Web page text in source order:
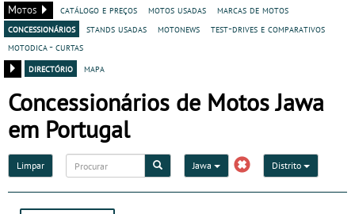
Motos
catálogo e preços motos usadas
marcas de motos
concessionários
stands usadas motonews
test-drives e comparativos
motodica - curtas
directório
mapa
Concessionários de Motos Jawa
em Portugal
Limpar Jawa Distrito